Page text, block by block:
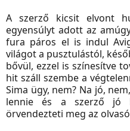
A szerző kicsit elvont
egyensúlyt adott az
fura páros el is indul
világot a pusztulástól,
bővül, ezzel is színesítve
hit száll szembe a
Sima ügy, nem? Na jó,
lennie és a szerző jó
örvendezteti meg az